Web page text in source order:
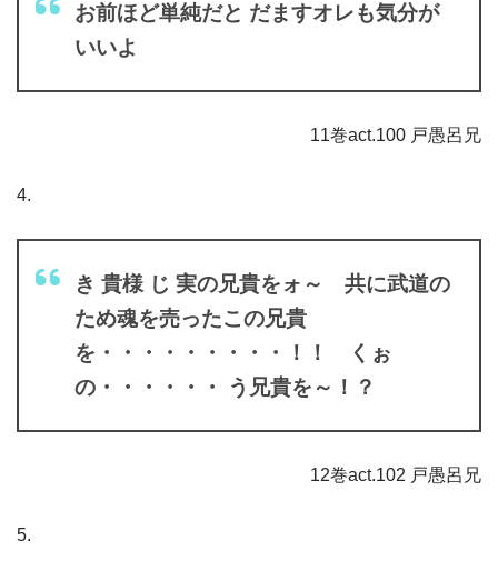
お前ほど単純だと だますオレも気分が
いいよ
11巻act.100 戸愚呂兄
4.
き 貴様 じ 実の兄貴をォ～ 共に武道の
ため魂を売ったこの兄貴
を・・・・・・・・・！！ くぉ
の・・・・・・ う兄貴を～！？
12巻act.102 戸愚呂兄
5.